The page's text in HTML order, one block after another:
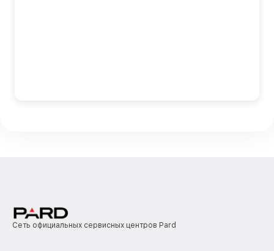
Сеть официальных сервисных центров Pard